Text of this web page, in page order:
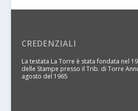
CREDENZIALI
La testata La Torre è stata fondata nel
delle Stampe presso il Trib. di Torre
agosto del 1965